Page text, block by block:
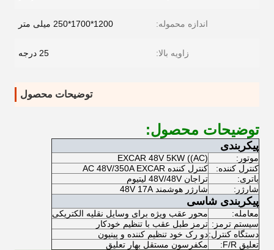
اندازه محموله: 1200*1700*250 میلی متر
زاویه بالا: 25 درجه
توضیحات محصول
توضیحات محصول:
پیکربندی
موتور:
EXCAR 48V 5KW ((AC)
کنترل کننده:
کنترل کننده AC 48V/350A EXCAR
باتری:
تراجان 48V/48V لیتیوم
شارژر:
شارژر هوشمند 48V 17A
پیکربندی شاسی
معامله:
محور عقب ویژه برای وسایل نقلیه الکتریکی
سیستم ترمز: ترمز طبل عقب با تنظیم خودکار
دستگاه کنترل:دو رک خود تنظیم کننده و پینیون
تعلیق F/R:
مکفرسون مستقل بهار تعلیق